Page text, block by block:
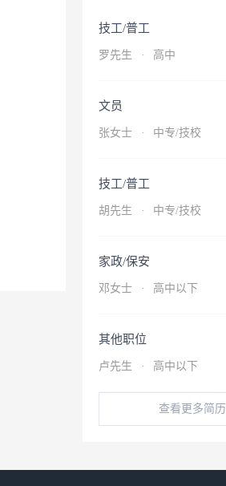
技工/普工
罗先生 · 高中
文员
张女士 · 中专/技校
技工/普工
胡先生 · 中专/技校
家政/保安
邓女士 · 高中以下
其他职位
卢先生 · 高中以下
查看更多简历